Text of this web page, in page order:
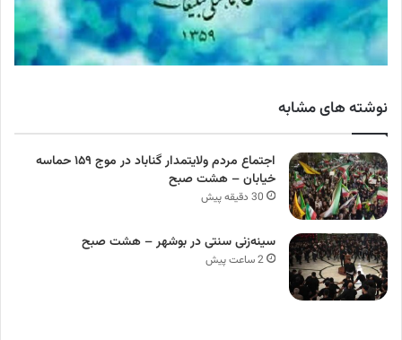
نوشته های مشابه
اجتماع مردم ولایتمدار گناباد در موج ۱۵۹ حماسه
خیابان – هشت صبح
30 دقیقه پیش
سینه‌زنی سنتی در بوشهر – هشت صبح
2 ساعت پیش